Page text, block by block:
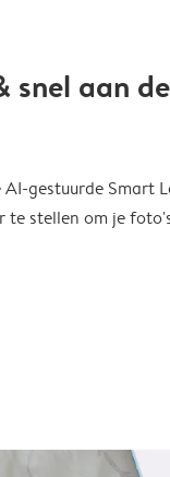
snel aan
gestuurde Smart
te stellen om je